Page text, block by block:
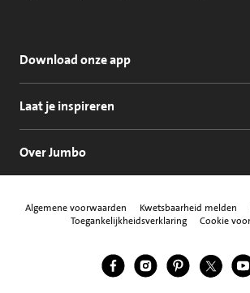
Download onze app
Laat je inspireren
Over Jumbo
Algemene voorwaarden Kwetsbaarheid melden
Toegankelijkheidsverklaring
Cookie
Volg ons
Jumbo Facebook
Jumbo Instagram
JumboJumbo